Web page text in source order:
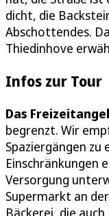
dicht, die
Abschottendes.
Thiedinhove
Infos zur Tour
Das
begrenzt. Wir
Spaziergängen zu
Einschränkungen
Versorgung
Supermarkt an